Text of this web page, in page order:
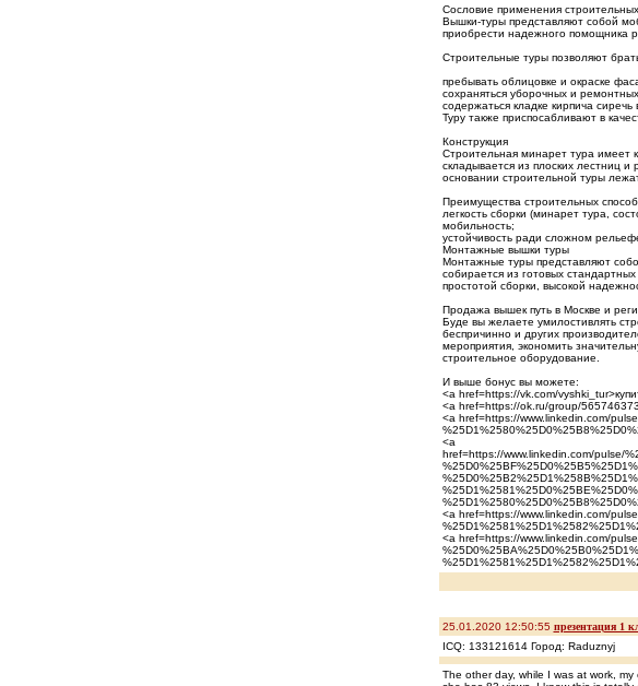
Сословие применения
Вышки-туры представляют собой
приобрести надежного помощника
Строительные туры позволяют
пребывать облицовке и окраске
сохраняться уборочных и
содержаться кладке кирпича
Туру также приспосабливают в
Конструкция
Строительная минарет тура имеет
складывается из плоских лестниц
основании строительной туры
Преимущества строительных способ
легкость сборки (минарет тура,
мобильность;
устойчивость ради сложном
Монтажные вышки туры
Монтажные туры представляют
собирается из готовых
простотой сборки, высокой
Продажа вышек путь в Москве и
Буде вы желаете умилостивлять
беспричинно и других
мероприятия, экономить
строительное оборудование.
И выше бонус вы можете:
<a href=https://vk.com/
<a href=https://ok.ru/group/
<a href=https://www.linkedin.com/
<a
href=https://www.linkedin.com/pulse/
<a href=https://www.linkedin.com/
<a href=https://www.linkedin.com/
25.01.2020 12:50:55 презентация 1
ICQ: 133121614 Город: Raduznyj
The other day, while I was at work,